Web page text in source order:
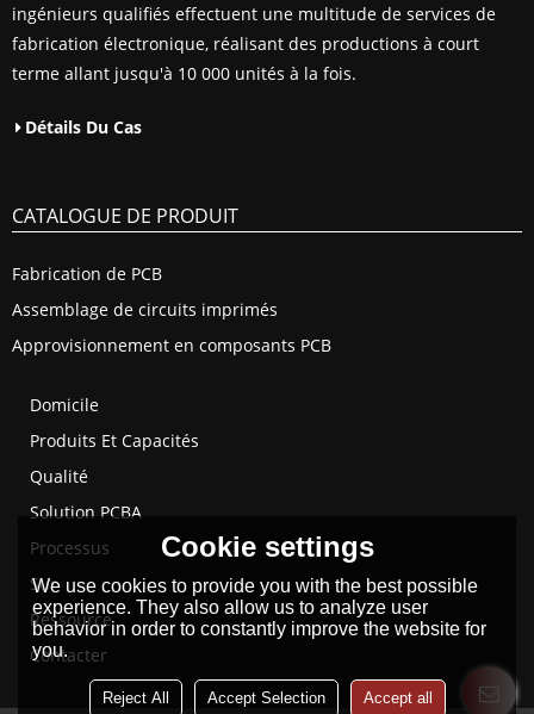
ingénieurs qualifiés effectuent une multitude de services de
fabrication électronique, réalisant des productions à court
terme allant jusqu'à 10 000 unités à la fois.
Détails Du Cas
CATALOGUE DE PRODUIT
Fabrication de PCB
Assemblage de circuits imprimés
Approvisionnement en composants PCB
Domicile
Produits Et Capacités
Qualité
Solution PCBA
Processus
Sur
Ressource
Contacter
Cookie settings
We use cookies to provide you with the best possible
experience. They also allow us to analyze user
behavior in order to constantly improve the website for
you.
Reject All Accept Selection Accept all